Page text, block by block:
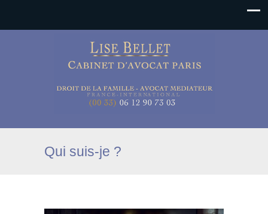
Qui suis-je ?